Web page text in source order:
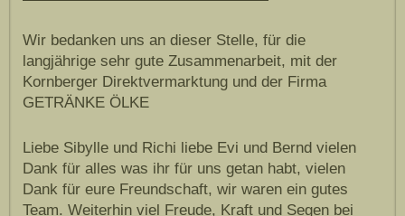
Wir bedanken uns an dieser Stelle, für die
langjährige sehr gute Zusammenarbeit, mit der
Kornberger Direktvermarktung und der Firma
GETRÄNKE ÖLKE
Liebe Sibylle und Richi liebe Evi und Bernd vielen
Dank für alles was ihr für uns getan habt, vielen
Dank für eure Freundschaft, wir waren ein gutes
Team. Weiterhin viel Freude, Kraft und Segen bei